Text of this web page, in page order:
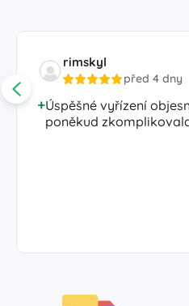
rimskyl
před 4 dny
Úspěšné vyřízení
poněkud